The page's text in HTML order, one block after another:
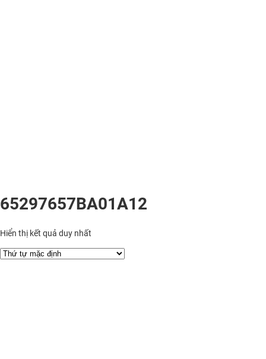
65297657BA01A12
Hiển thị kết quả duy nhất